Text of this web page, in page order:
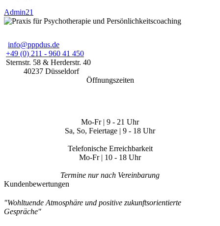
Admin21
info@pppdus.de
+49 (0) 211 - 960 41 450
Sternstr. 58 & Herderstr. 40
40237 Düsseldorf
Öffnungszeiten
Mo-Fr | 9 - 21 Uhr
Sa, So, Feiertage | 9 - 18 Uhr
Telefonische Erreichbarkeit
Mo-Fr | 10 - 18 Uhr
Termine nur nach Vereinbarung
Kundenbewertungen
"Wohltuende Atmosphäre und positive zukunftsorientierte
Gespräche"